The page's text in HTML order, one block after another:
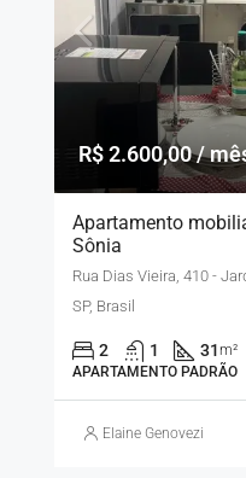
R$ 2.600,00 /
Apartamento
Sônia
Rua Dias Vieira, 410 -
SP, Brasil
2 1 31m²
APARTAMENTO PADRÃO
Elaine Genovezi